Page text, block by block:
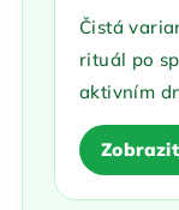
Čistá
rituál po
aktivním